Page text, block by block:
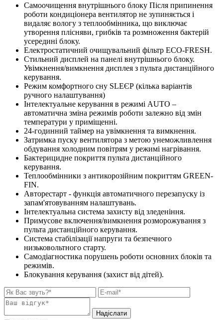
Самоочищення внутрішнього блоку Після припинення
роботи кондиціонера вентилятор не зупиняється і
видаляє вологу з теплообмінника, що виключає
утворення плісняви, грибків та розмноження бактерій
усередині блоку.
Електростатичний очищувальний фільтр ЕСО-FRESH.
Стильний дисплей на панелі внутрішнього блоку.
Увімкнення/вимкнення дисплея з пульта дистанційного
керування.
Режим комфортного сну SLЕЄР (кілька варіантів
ручного налаштування)
Інтелектуальне керування в режимі AUTO –
автоматична зміна режимів роботи залежно від змін
температури у приміщенні.
24-годинний таймер на увімкнення та вимкнення.
Затримка пуску вентилятора з метою унеможливлення
обдування холодним повітрям у режимі нагрівання.
Бактерицидне покриття пульта дистанційного
керування.
Теплообмінники з антикорозійним покриттям GREEN-
FIN.
Авторестарт - функція автоматичного перезапуску із
запам'ятовуванням налаштувань.
Інтелектуальна система захисту від зледеніння.
Примусове включення/вимкнення розморожування з
пульта дистанційного керування.
Система стабілізації напруги та безпечного
низьковольтного старту.
Самодіагностика порушень роботи основних блоків та
режимів.
Блокування керування (захист від дітей).